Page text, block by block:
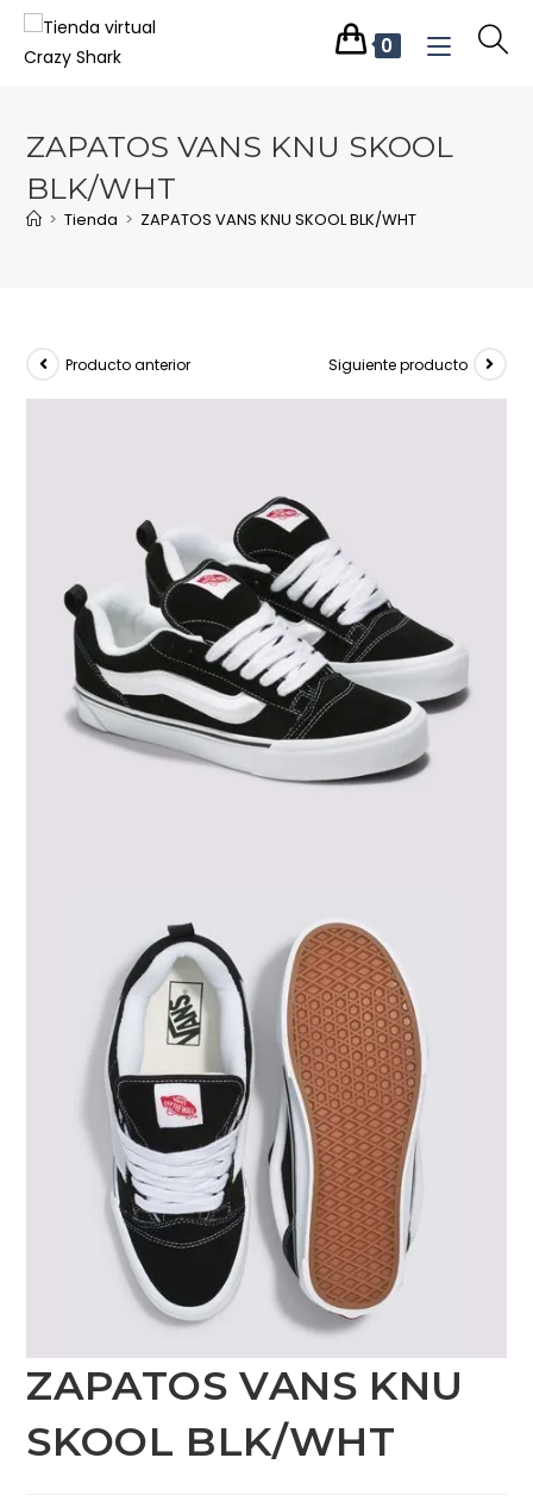
0
ZAPATOS VANS KNU SKOOL
BLK/WHT
> Tienda > ZAPATOS VANS KNU SKOOL BLK/WHT
Producto anterior Siguiente producto
ZAPATOS VANS KNU
SKOOL BLK/WHT